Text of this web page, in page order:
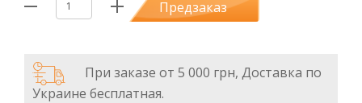
Предзаказ
При заказе от 5 000 грн, Доставка по
Украине бесплатная.